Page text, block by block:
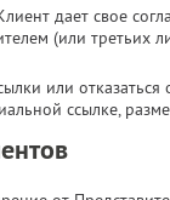
дает свое
(или
или
ссылке,